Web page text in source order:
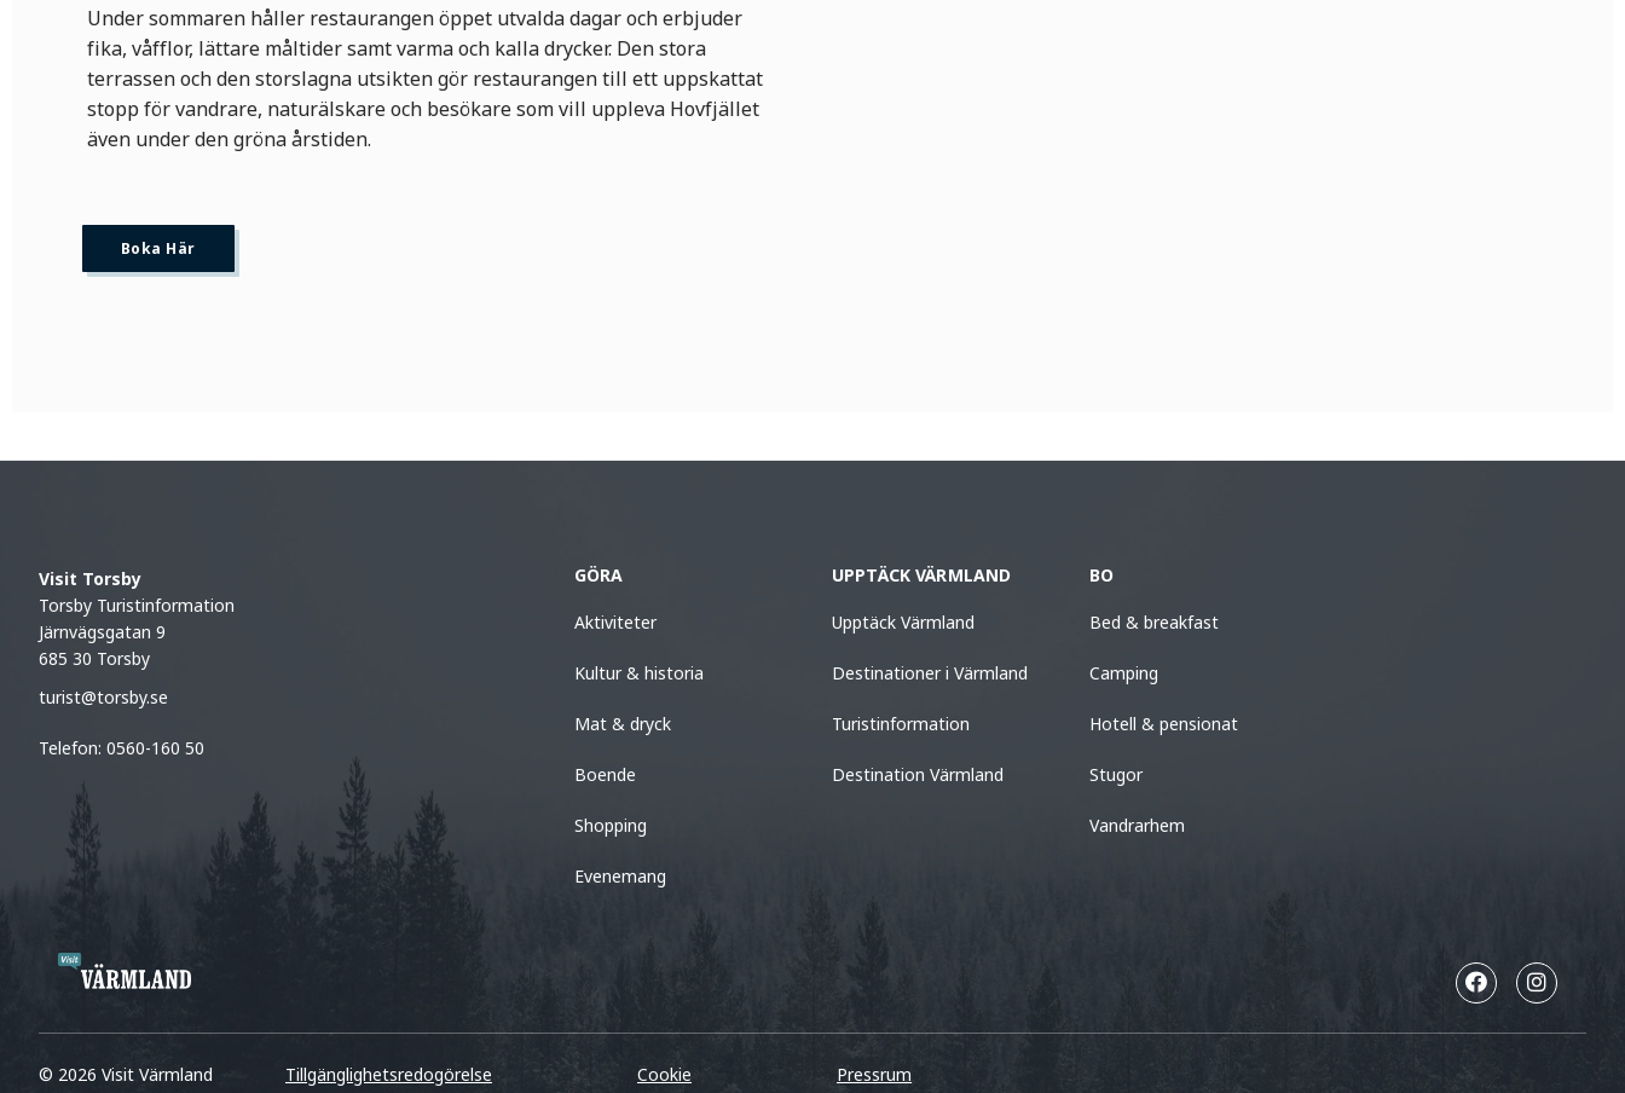
Under sommaren håller restaurangen öppet utvalda dagar och erbjuder
fika, våfflor, lättare måltider samt varma och kalla drycker. Den stora
terrassen och den storslagna utsikten gör restaurangen till ett uppskattat
stopp för vandrare, naturälskare och besökare som vill uppleva Hovfjället
även under den gröna årstiden.
Boka Här
Visit Torsby
Torsby Turistinformation
Järnvägsgatan 9
685 30 Torsby
turist@torsby.se
Telefon: 0560-160 50
GÖRA
Aktiviteter
Kultur & historia
Mat & dryck
Boende
Shopping
Evenemang
UPPTÄCK VÄRMLAND
Upptäck Värmland
Destinationer i Värmland
Turistinformation
Destination Värmland
BO
Bed & breakfast
Camping
Hotell & pensionat
Stugor
Vandrarhem
© 2026 Visit Värmland Tillgänglighetsredogörelse Cookie Pressrum